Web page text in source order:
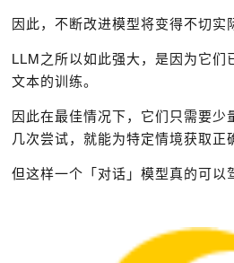
因此，不断改进模型将变得不切实
LLM之所以如此强大，是因为它们
文本的训练。
因此在最佳情况下，它们只需要少
几次尝试，就能为特定情境获取正
但这样一个「对话」模型真的可以